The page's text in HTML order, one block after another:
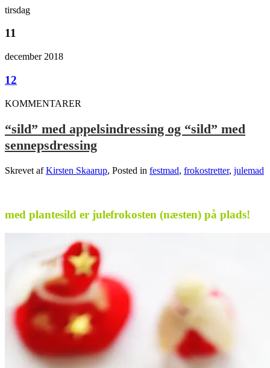
tirsdag
11
december 2018
12
KOMMENTARER
“sild” med appelsindressing og “sild” med
sennepsdressing
Skrevet afKirsten Skaarup, Posted in festmad, frokostretter, julemad
med plantesild er julefrokosten (næsten) på plads!